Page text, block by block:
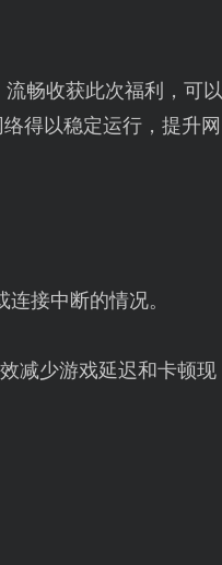
畅收获此次福利，可以
得以稳定运行，提升网
接中断的情况。
减少游戏延迟和卡顿现